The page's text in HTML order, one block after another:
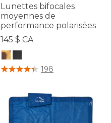
Lunettes bifocales
moyennes de
performance polarisées
145 $ CA
3,2 sur 5 Évaluation des clients
198